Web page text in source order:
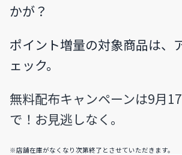
かが？
ポイント増量の対象商品は、
ェック。
無料配布キャンペーンは9月
で！お見逃しなく。
※店舗在庫がなくなり次第終了とさせていただきます。